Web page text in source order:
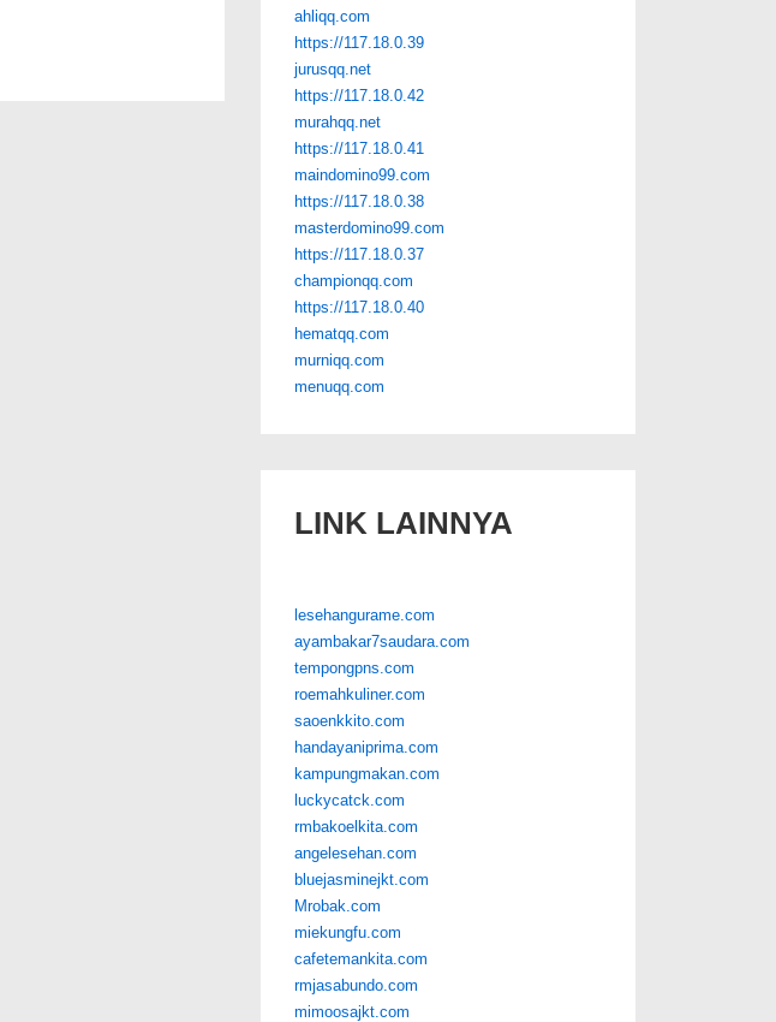
ahliqq.com
https://117.18.0.39
jurusqq.net
https://117.18.0.42
murahqq.net
https://117.18.0.41
maindomino99.com
https://117.18.0.38
masterdomino99.com
https://117.18.0.37
championqq.com
https://117.18.0.40
hematqq.com
murniqq.com
menuqq.com
LINK LAINNYA
lesehangurame.com
ayambakar7saudara.com
tempongpns.com
roemahkuliner.com
saoenkkito.com
handayaniprima.com
kampungmakan.com
luckycatck.com
rmbakoelkita.com
angelesehan.com
bluejasminejkt.com
Mrobak.com
miekungfu.com
cafetemankita.com
rmjasabundo.com
mimoosajkt.com